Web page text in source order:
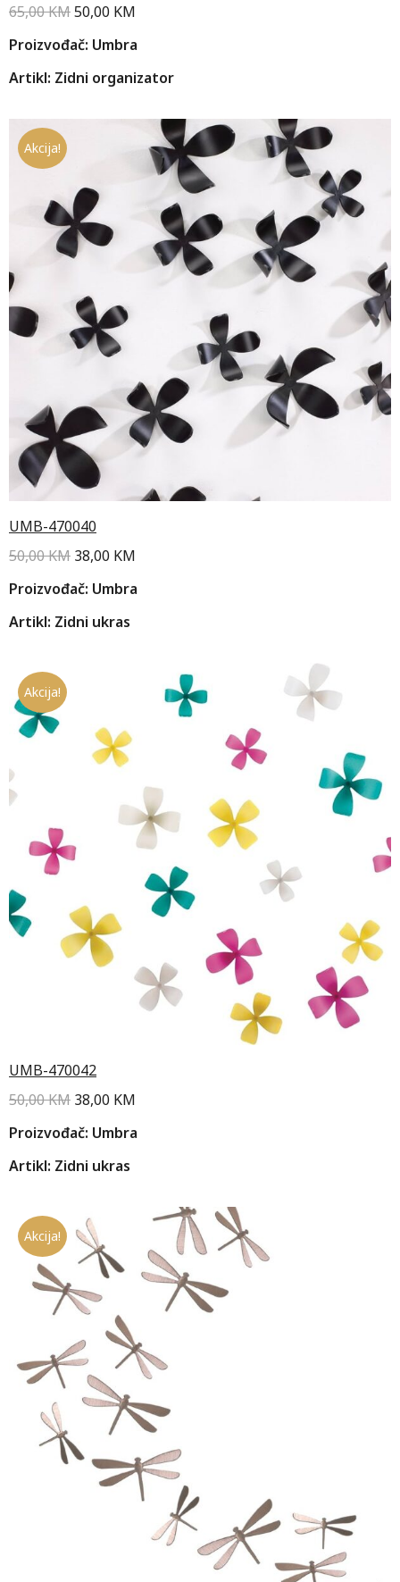
65,00KM50,00 KM
Proizvođač: Umbra
Artikl: Zidni organizator
Akcija!
UMB-470040
50,00KM 38,00 KM
Proizvođač: Umbra
Artikl: Zidni ukras
Akcija!
UMB-470042
50,00KM 38,00 KM
Proizvođač: Umbra
Artikl: Zidni ukras
Akcija!